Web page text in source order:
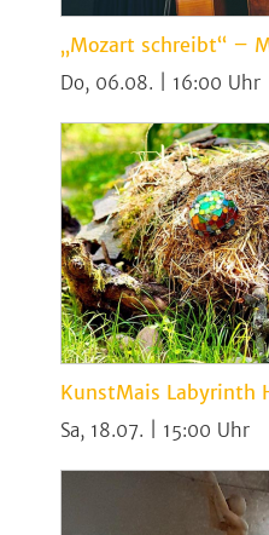
„Mozart schreibt“ –
Do, 06.08. | 16:00
KunstMais Labyrinth
Sa, 18.07. | 15:00